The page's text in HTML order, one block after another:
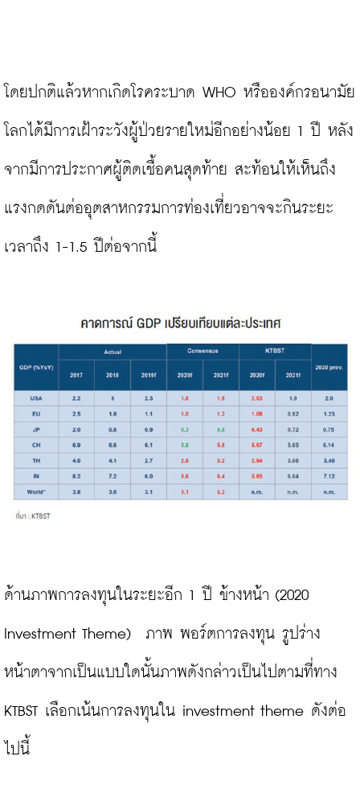
โดยปกติแล้วหากเกิดโรคระบาด WHO หรือองค์กรอนามัย
โลกได้มีการเฝ้าระวังผู้ป่วยรายใหม่อีกอย่างน้อย 1 ปี หลัง
จากมีการประกาศผู้ติดเชื้อคนสุดท้าย สะท้อนให้เห็นถึง
แรงกดดันต่ออุตสาหกรรมการท่องเที่ยวอาจจะกินระยะ
เวลาถึง 1-1.5 ปีต่อจากนี้
ด้านภาพการลงทุนในระยะอีก 1 ปี ข้างหน้า (2020
Investment Theme)  ภาพ พอร์ตการลงทุน รูปร่าง
หน้าตาจากเป็นแบบใดนั้นภาพดังกล่าวเป็นไปตามที่ทาง
KTBST เลือกเน้นการลงทุนใน investment theme ดังต่อ